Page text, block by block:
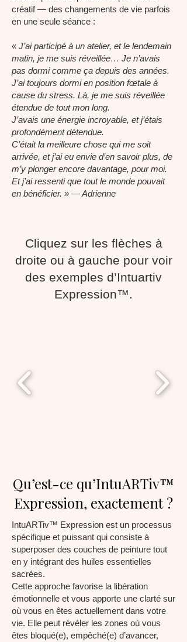
créatif — des changements de vie parfois
en une seule séance :
« J’ai participé à un atelier, et le lendemain
matin, je me suis réveillée… Je n’avais
pas dormi comme ça depuis des années.
J’ai toujours dormi en position fœtale à
cause du stress. Là, je me suis réveillée
étendue de tout mon long.
J’avais une énergie incroyable, et j’étais
profondément détendue.
C’était la meilleure chose qui me soit
arrivée, et j’ai eu envie d’en savoir plus, de
m’y plonger encore davantage, pour moi.
Et j’ai ressenti que tout le monde pouvait
en bénéficier. » — Adrienne
Cliquez sur les flèches à
droite ou à gauche pour voir
des exemples d’Intuartiv
Expression™.
Qu’est-ce qu’IntuARTiv™
Expression, exactement ?
IntuARTiv™ Expression est un processus
spécifique et puissant qui consiste à
superposer des couches de peinture tout
en y intégrant des huiles essentielles
sacrées.
Cette approche favorise la libération
émotionnelle et vous apporte une clarté sur
où vous en êtes actuellement dans votre
vie. Elle peut révéler les zones où vous
êtes bloqué(e), empêché(e) d’avancer,